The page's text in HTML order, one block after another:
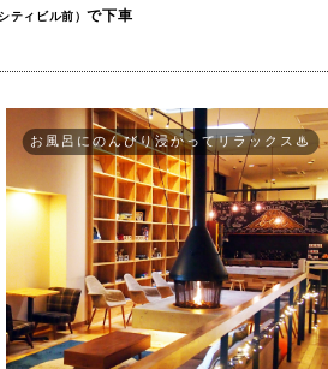
ティビル前）で下車
お風呂にのんびり浸かってリラックス♨